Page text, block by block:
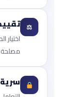
⚖
اختيار